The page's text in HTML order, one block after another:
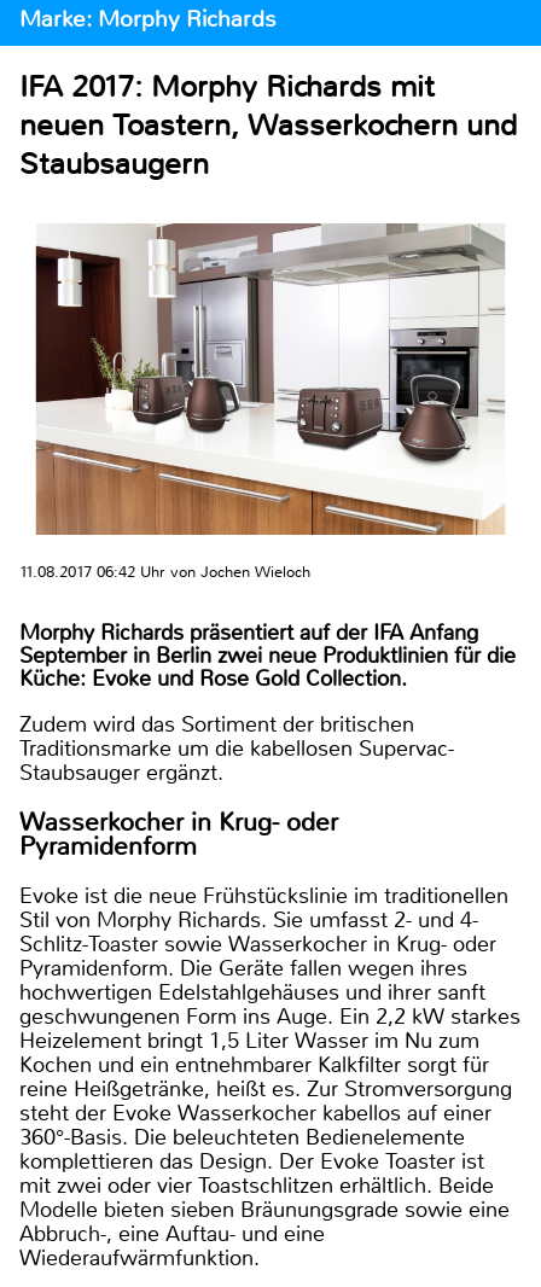
Marke: Morphy Richards
IFA 2017: Morphy Richards mit
neuen Toastern, Wasserkochern und
Staubsaugern
11.08.2017 06:42 Uhr von Jochen Wieloch
Morphy Richards präsentiert auf der IFA Anfang
September in Berlin zwei neue Produktlinien für die
Küche: Evoke und Rose Gold Collection.
Zudem wird das Sortiment der britischen
Traditionsmarke um die kabellosen Supervac-
Staubsauger ergänzt.
Wasserkocher in Krug- oder
Pyramidenform
Evoke ist die neue Frühstückslinie im traditionellen
Stil von Morphy Richards. Sie umfasst 2- und 4-
Schlitz-Toaster sowie Wasserkocher in Krug- oder
Pyramidenform. Die Geräte fallen wegen ihres
hochwertigen Edelstahlgehäuses und ihrer sanft
geschwungenen Form ins Auge. Ein 2,2 kW starkes
Heizelement bringt 1,5 Liter Wasser im Nu zum
Kochen und ein entnehmbarer Kalkfilter sorgt für
reine Heißgetränke, heißt es. Zur Stromversorgung
steht der Evoke Wasserkocher kabellos auf einer
360°-Basis. Die beleuchteten Bedienelemente
komplettieren das Design. Der Evoke Toaster ist
mit zwei oder vier Toastschlitzen erhältlich. Beide
Modelle bieten sieben Bräunungsgrade sowie eine
Abbruch-, eine Auftau- und eine
Wiederaufwärmfunktion.